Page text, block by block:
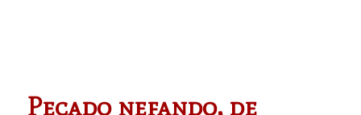
Pecado nefando, de